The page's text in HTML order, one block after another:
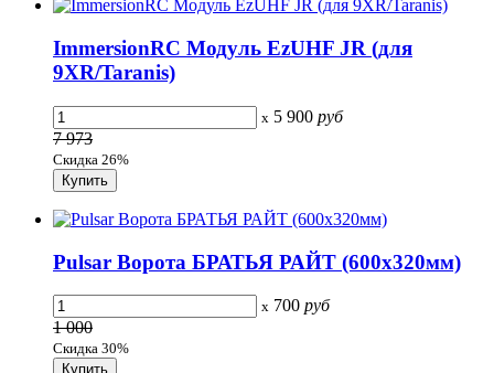
ImmersionRC Модуль EzUHF JR (для
9XR/Taranis)
x 5 900 руб
7 973
Скидка 26%
Pulsar Ворота БРАТЬЯ РАЙТ (600x320мм)
x 700 руб
1 000
Скидка 30%